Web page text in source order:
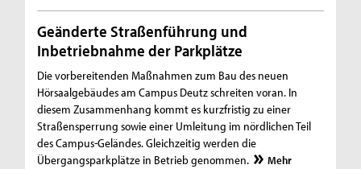
Geänderte Straßenführung und
Inbetriebnahme der Parkplätze
Die vorbereitenden Maßnahmen zum Bau des neuen
Hörsaalgebäudes am Campus Deutz schreiten voran. In
diesem Zusammenhang kommt es kurzfristig zu einer
Straßensperrung sowie einer Umleitung im nördlichen Teil
des Campus-Geländes. Gleichzeitig werden die
Übergangsparkplätze in Betrieb genommen.
Mehr